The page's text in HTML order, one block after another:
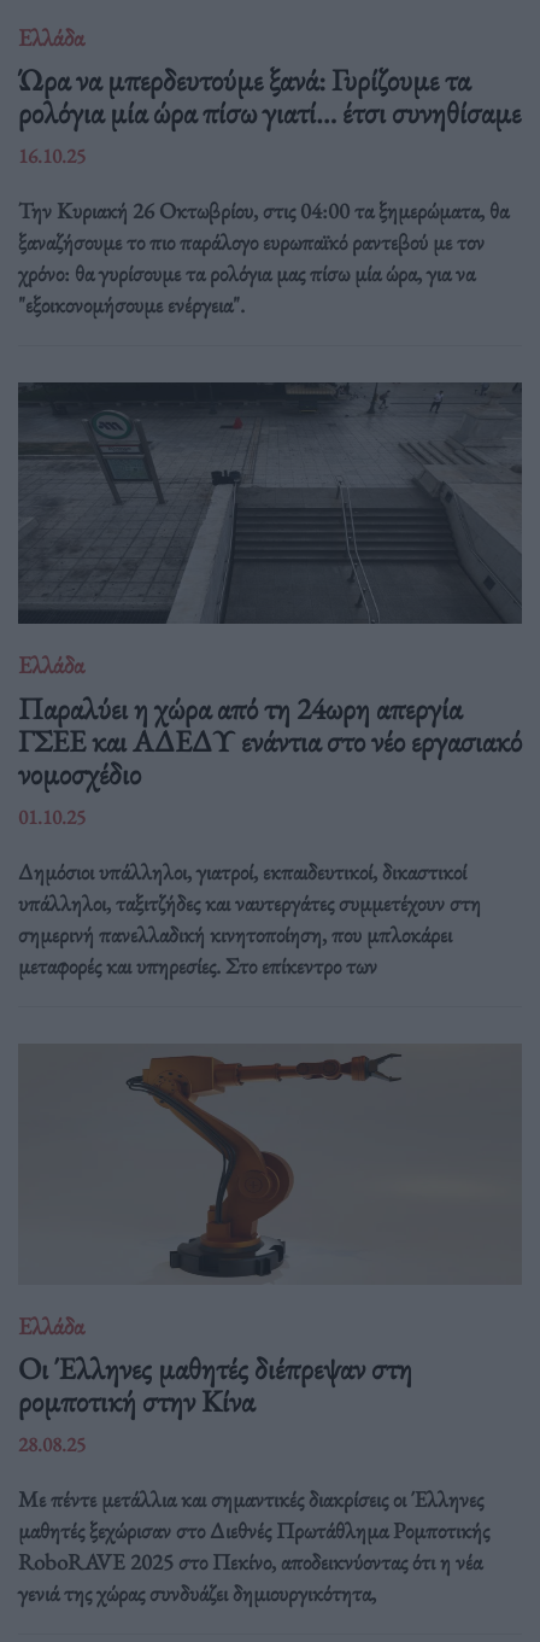
Ελλάδα
Ώρα να μπερδευτούμε ξανά: Γυρίζουμε τα
ρολόγια μία ώρα πίσω γιατί… έτσι συνηθίσαμε
16.10.25
Την Κυριακή 26 Οκτωβρίου, στις 04:00 τα ξημερώματα, θα
ξαναζήσουμε το πιο παράλογο ευρωπαϊκό ραντεβού με τον
χρόνο: θα γυρίσουμε τα ρολόγια μας πίσω μία ώρα, για να
"εξοικονομήσουμε ενέργεια".
Ελλάδα
Παραλύει η χώρα από τη 24ωρη απεργία
ΓΣΕΕ και ΑΔΕΔΥ ενάντια στο νέο εργασιακό
νομοσχέδιο
01.10.25
Δημόσιοι υπάλληλοι, γιατροί, εκπαιδευτικοί, δικαστικοί
υπάλληλοι, ταξιτζήδες και ναυτεργάτες συμμετέχουν στη
σημερινή πανελλαδική κινητοποίηση, που μπλοκάρει
μεταφορές και υπηρεσίες. Στο επίκεντρο των
Ελλάδα
Οι Έλληνες μαθητές διέπρεψαν στη
ρομποτική στην Κίνα
28.08.25
Με πέντε μετάλλια και σημαντικές διακρίσεις οι Έλληνες
μαθητές ξεχώρισαν στο Διεθνές Πρωτάθλημα Ρομποτικής
RoboRAVE 2025 στο Πεκίνο, αποδεικνύοντας ότι η νέα
γενιά της χώρας συνδυάζει δημιουργικότητα,